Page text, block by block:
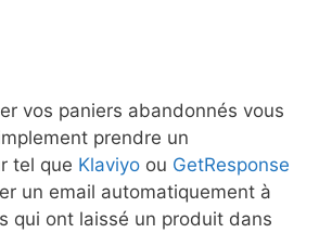
vos paniers abandonnés vous
prendre un
tel que Klaviyo ou GetResponse
un email automatiquement à
qui ont laissé un produit dans